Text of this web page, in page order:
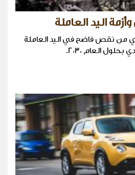
اليد العاملة
من نقص فاضح في اليد العاملة
العام 2030.